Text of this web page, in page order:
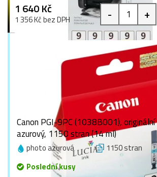
1 640 Kč
1 356 Kč bez DPH - +
Canon PGI-9PC (1038B001),
azurový, 1150 stran (14 ml)
photo azurová 1150 stran
Poslední kusy